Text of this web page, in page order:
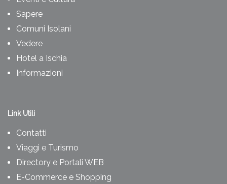
Sapere
Comuni Isolani
Vedere
Hotel a Ischia
Informazioni
Link Utili
Contatti
Viaggi e Turismo
Directory e Portali WEB
E-Commerce e Shopping